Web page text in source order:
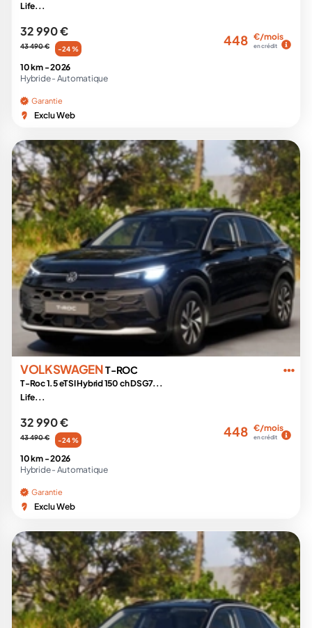
Life...
32 990 €
43 490 € -24 %
448 €/mois
en crédit
10 km -2026
Hybride - Automatique
Garantie
Exclu Web
VOLKSWAGENT-ROC
T-Roc 1.5 eTSI Hybrid 150 ch DSG7...
Life...
32 990 €
43 490 € -24 %
448 €/mois
en crédit
10 km -2026
Hybride - Automatique
Garantie
Exclu Web